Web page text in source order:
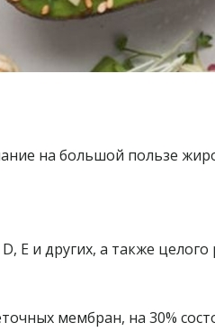
на большой пользе
E и других, а также
мембран, на 30%